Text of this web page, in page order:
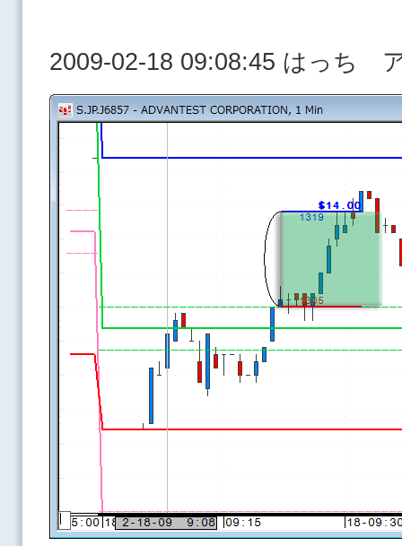
2009-02-18 09:08:45 はっち